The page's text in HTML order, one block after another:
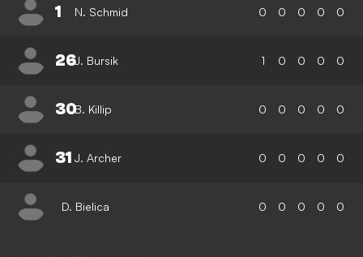
1 N. Schmid 0 0 0 0 0
26J. Bursik 1 0 0 0 0
30B. Killip 0 0 0 0 0
31 J. Archer 0 0 0 0 0
D. Bielica 0 0 0 0 0